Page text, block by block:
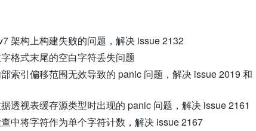
架构上构建失败的问题，解决 issue 2132
格式末尾的空白字符丢失问题
索引偏移范围无效导致的 panic 问题，解决 issue 2019 和
透视表缓存源类型时出现的 panic 问题，解决 issue 2161
中将字符作为单个字符计数，解决 issue 2167